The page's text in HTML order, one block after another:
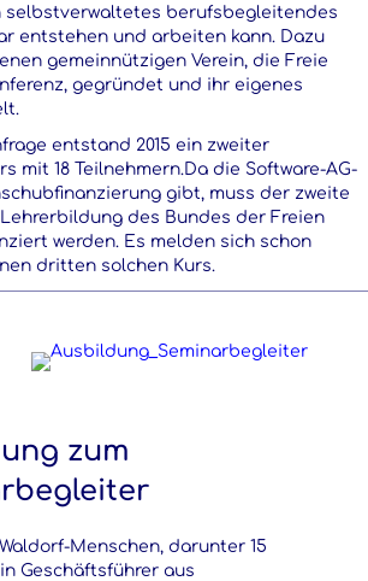
selbstverwaltetes berufsbegleitendes
entstehen und arbeiten kann. Dazu
gemeinnützigen Verein, die Freie
gegründet und ihr eigenes
entstand 2015 ein zweiter
mit 18 Teilnehmern.Da die Software-AG-
gibt, muss der zweite
des Bundes der Freien
werden. Es melden sich schon
dritten solchen Kurs.
zum
Menschen, darunter 15
Geschäftsführer aus